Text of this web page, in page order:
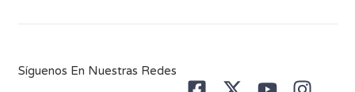
Síguenos En Nuestras Redes